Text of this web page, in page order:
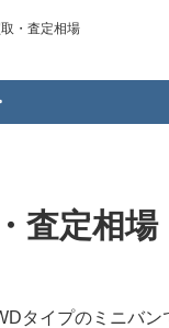
・査定相場
査定相場
タイプのミニバン